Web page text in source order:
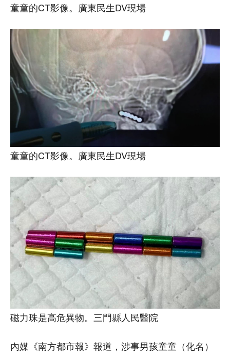
童童的CT影像。廣東民生DV現場
童童的CT影像。廣東民生DV現場
磁力珠是高危異物。三門縣人民醫院
內媒《南方都市報》報道，涉事男孩童童（化名）